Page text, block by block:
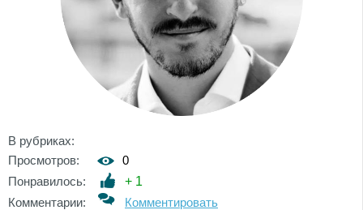
В рубриках:
Просмотров:
0
Понравилось:
+ 1
Комментарии:
Комментировать